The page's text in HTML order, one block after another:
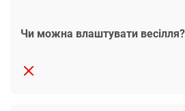
Чи можна влаштувати весілля?